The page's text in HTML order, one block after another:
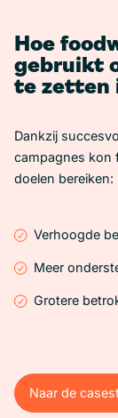
Hoe
gebruikt
te zetten
Dankzij
campagnes kon
doelen bereiken:
Verhoogde
Meer
Grotere
Naar de
Naar de